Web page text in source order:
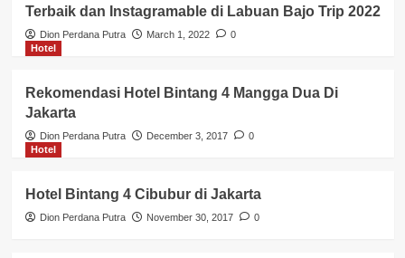
Terbaik dan Instagramable di Labuan Bajo Trip 2022
Dion Perdana Putra March 1, 2022
0
Hotel
Rekomendasi Hotel Bintang 4 Mangga Dua Di
Jakarta
Dion Perdana Putra December 3, 2017
0
Hotel
Hotel Bintang 4 Cibubur di Jakarta
Dion Perdana Putra November 30, 2017 0